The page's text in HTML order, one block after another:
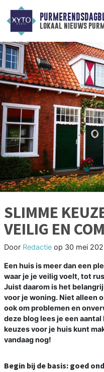
lokaal nieuws
SLIMME
VEILIG EN
Door Redactie op 30 mei
Een huis is meer dan een
waar je je veilig voelt, tot
Juist daarom is het
voor je woning. Niet alleen
ook om problemen en
deze blog lees je een
keuzes voor je huis kunt
vandaag nog!
Begin bij de basis: goed